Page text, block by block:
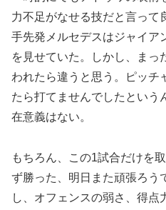
力不足がなせる技だと言って
手先発メルセデスはジャイア
を見せていた。しかし、まっ
われたら違うと思う。ピッチ
たら打てませんでしたという
在意義はない。
もちろん、この1試合だけを
ず勝った、明日また頑張ろう
し、オフェンスの弱さ、得点